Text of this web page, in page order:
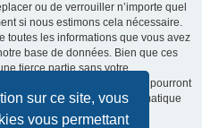
sur ce site, vous
vous permettant
ou de verrouiller n’importe quel
si nous estimons cela nécessaire.
toutes les informations que vous avez
base de données. Bien que ces
tierce partie sans votre
d'avant 1983 », ni phpBB, ne pourront
de tentative de piratage informatique